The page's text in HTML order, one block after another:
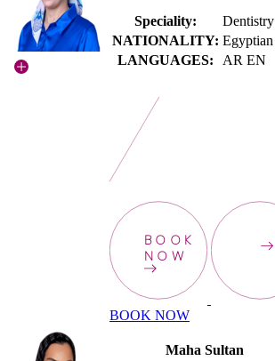
Speciality:
Dentistry
NATIONALITY: Egyptian
LANGUAGES:
AR EN
BOOK
NOW
BOOK NOW
Maha Sultan